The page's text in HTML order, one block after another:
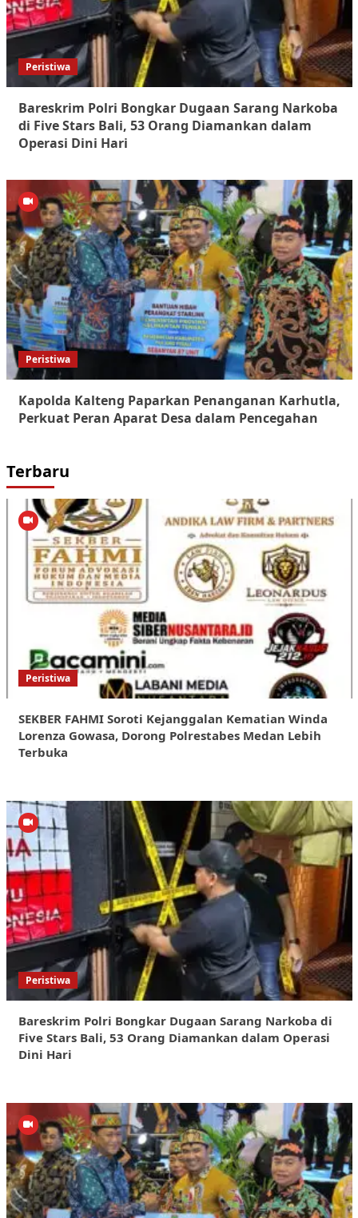
Peristiwa
Bareskrim Polri Bongkar Dugaan Sarang Narkoba
di Five Stars Bali, 53 Orang Diamankan dalam
Operasi Dini Hari
Peristiwa
Kapolda Kalteng Paparkan Penanganan Karhutla,
Perkuat Peran Aparat Desa dalam Pencegahan
Terbaru
Peristiwa
SEKBER FAHMI Soroti Kejanggalan Kematian Winda
Lorenza Gowasa, Dorong Polrestabes Medan Lebih
Terbuka
Peristiwa
Bareskrim Polri Bongkar Dugaan Sarang Narkoba di
Five Stars Bali, 53 Orang Diamankan dalam Operasi
Dini Hari